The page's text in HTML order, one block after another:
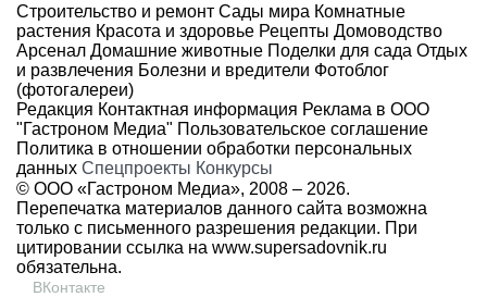
Строительство и ремонт Сады мира Комнатные
растения Красота и здоровье Рецепты Домоводство
Арсенал Домашние животные Поделки для сада Отдых
и развлечения Болезни и вредители Фотоблог
(фотогалереи)
Редакция Контактная информация Реклама в ООО
"Гастроном Медиа" Пользовательское соглашение
Политика в отношении обработки персональных
данных Спецпроекты Конкурсы
© ООО «Гастроном Медиа», 2008 – 2026.
Перепечатка материалов данного сайта возможна
только с письменного разрешения редакции. При
цитировании ссылка на www.supersadovnik.ru
обязательна.
ВКонтакте